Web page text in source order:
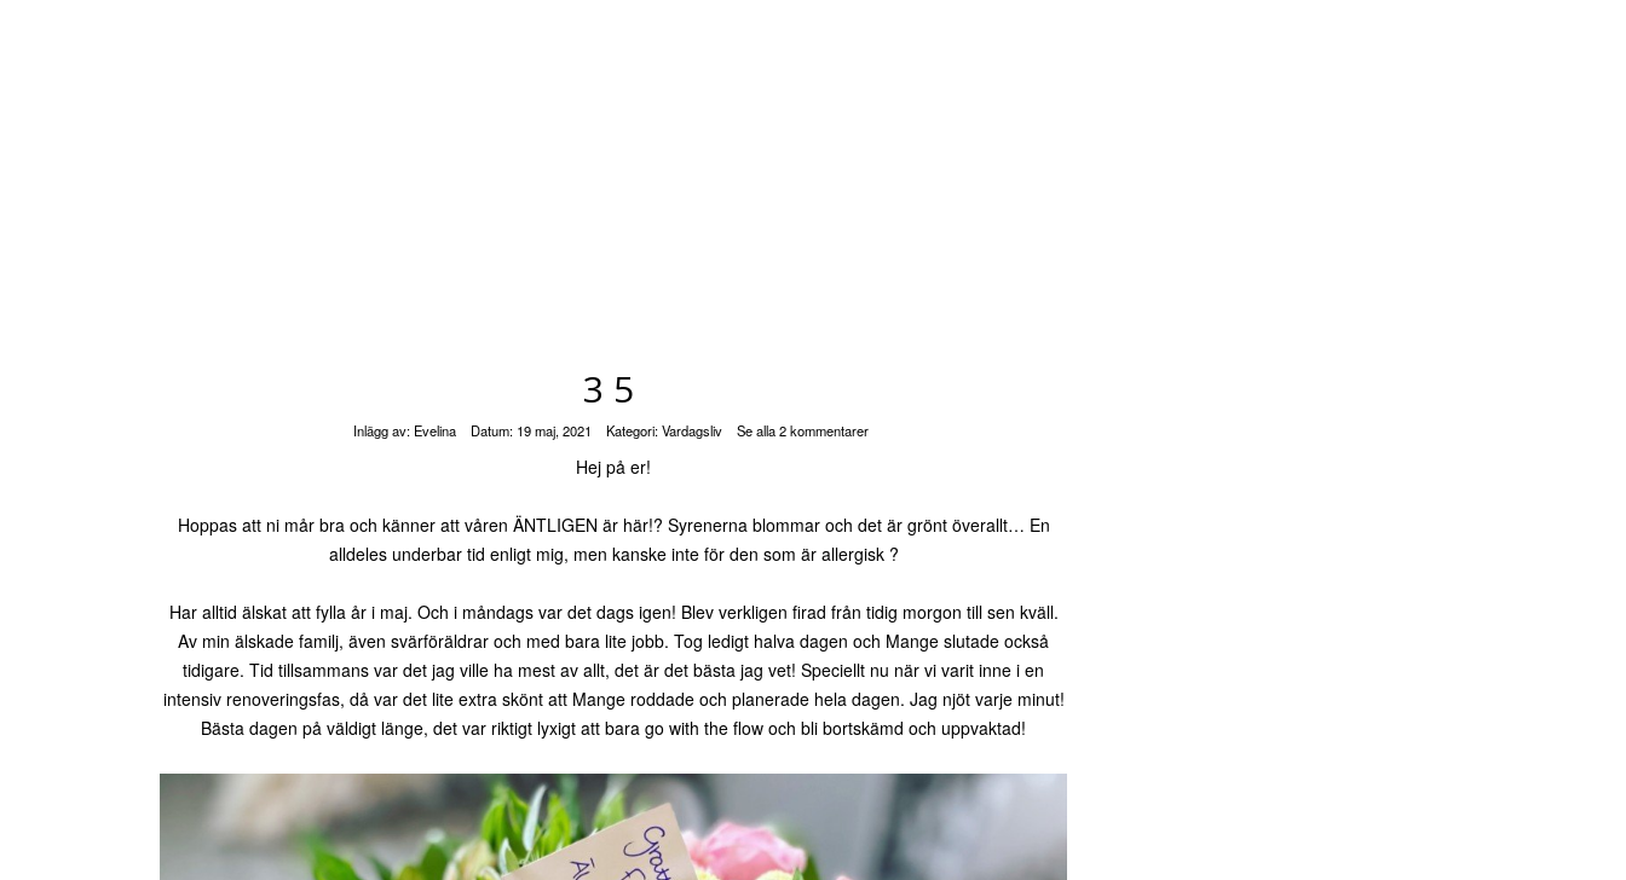
35
Inlägg av: Evelina Datum: 19 maj, 2021 Kategori:Vardagsliv Se alla 2 kommentarer
Hej på er!
Hoppas att ni mår bra och känner att våren ÄNTLIGEN är här!? Syrenerna blommar och det är grönt överallt… En
alldeles underbar tid enligt mig, men kanske inte för den som är allergisk ?
Har alltid älskat att fylla år i maj. Och i måndags var det dags igen! Blev verkligen firad från tidig morgon till sen kväll.
Av min älskade familj, även svärföräldrar och med bara lite jobb. Tog ledigt halva dagen och Mange slutade också
tidigare. Tid tillsammans var det jag ville ha mest av allt, det är det bästa jag vet! Speciellt nu när vi varit inne i en
intensiv renoveringsfas, då var det lite extra skönt att Mange roddade och planerade hela dagen. Jag njöt varje minut!
Bästa dagen på väldigt länge, det var riktigt lyxigt att bara go with the flow och bli bortskämd och uppvaktad!